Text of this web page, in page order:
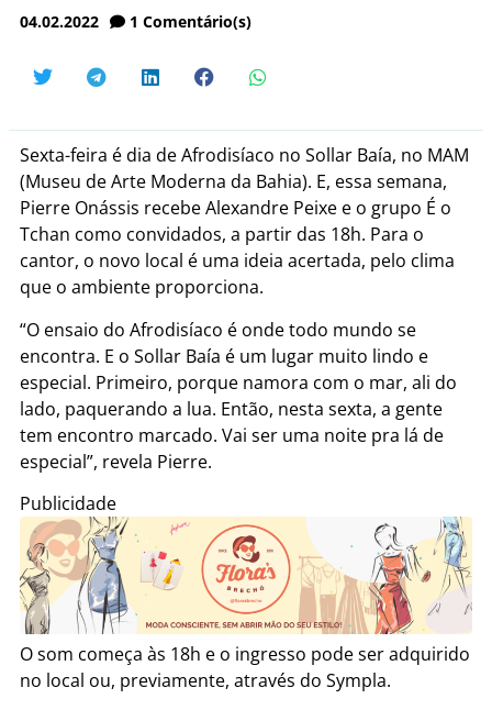
04.02.2022 1 Comentário(s)
Sexta-feira é dia de Afrodisíaco no Sollar Baía, no MAM
(Museu de Arte Moderna da Bahia). E, essa semana,
Pierre Onássis recebe Alexandre Peixe e o grupo É o
Tchan como convidados, a partir das 18h. Para o
cantor, o novo local é uma ideia acertada, pelo clima
que o ambiente proporciona.
“O ensaio do Afrodisíaco é onde todo mundo se
encontra. E o Sollar Baía é um lugar muito lindo e
especial. Primeiro, porque namora com o mar, ali do
lado, paquerando a lua. Então, nesta sexta, a gente
tem encontro marcado. Vai ser uma noite pra lá de
especial”, revela Pierre.
Publicidade
O som começa às 18h e o ingresso pode ser adquirido
no local ou, previamente, através do Sympla.